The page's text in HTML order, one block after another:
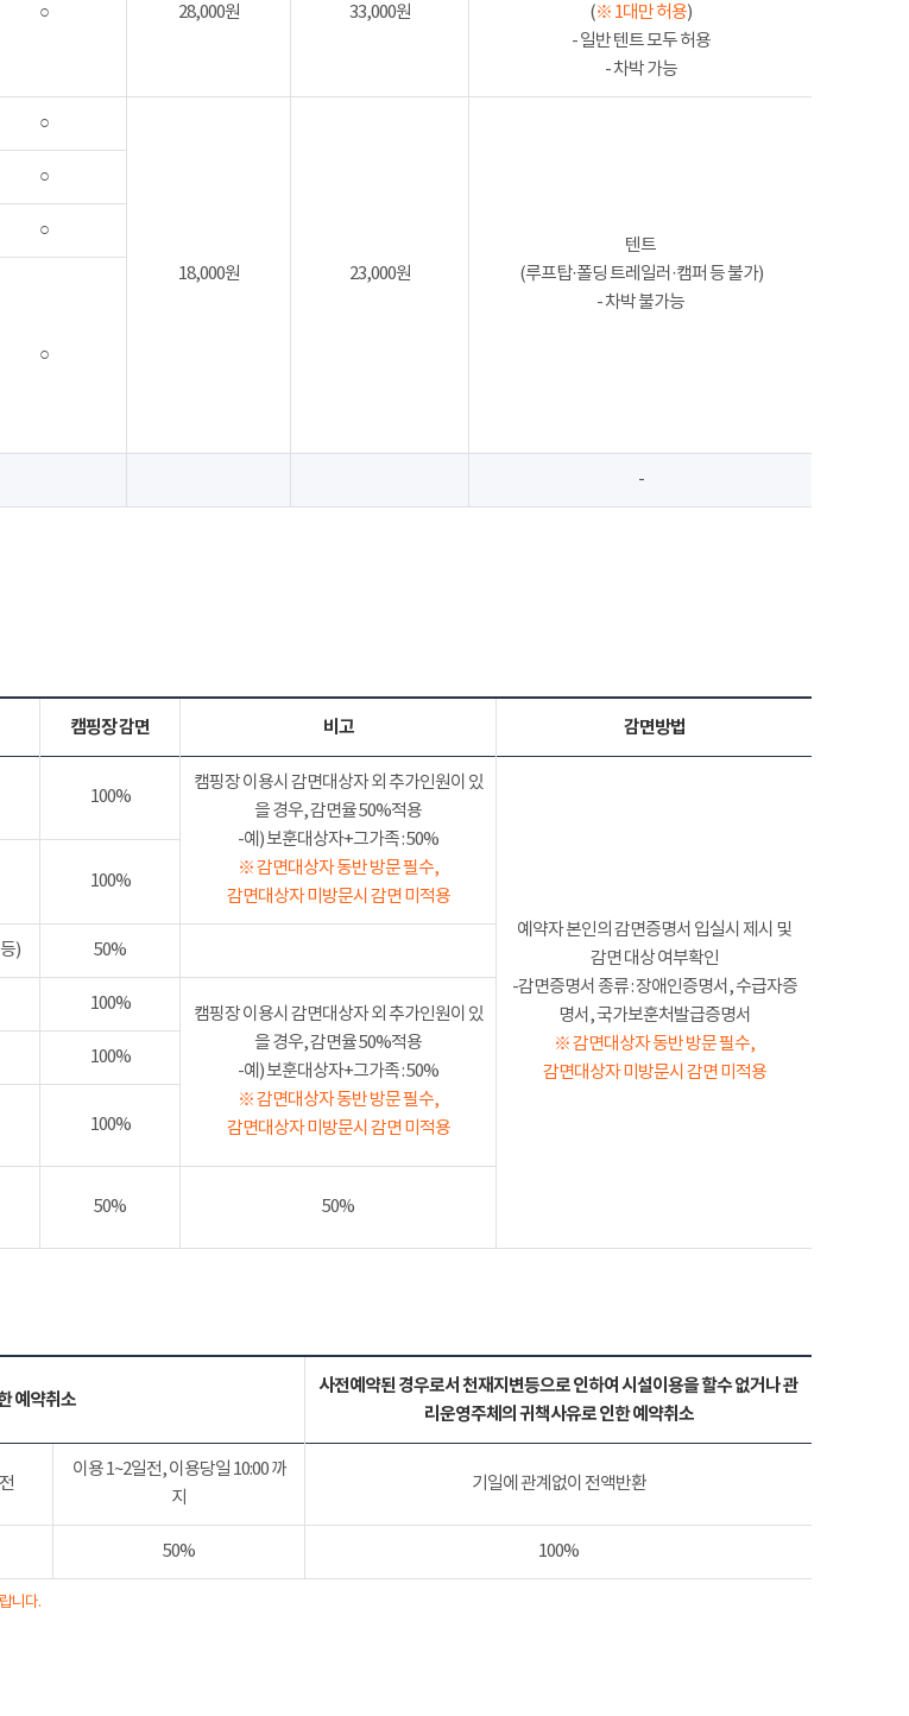
○ 28,000원 33,000원
(※ 1대만 허용)
- 일반 텐트 모두 허용
- 차박 가능
○
18,000원 23,000원
텐트
(루프탑·폴딩 트레일러·캠퍼 등 불가)
- 차박 불가능
○
○
○
-
캠핑장 감면 비고 감면방법
100%
캠핑장 이용시 감면대상자 외 추가인원이 있
을 경우, 감면율 50%적용
-예) 보훈대상자+그가족 : 50%
※ 감면대상자 동반 방문 필수,
감면대상자 미방문시 감면 미적용
예약자 본인의 감면증명서 입실시 제시 및
감면 대상 여부확인
-감면증명서 종류 : 장애인증명서, 수급자증
명서, 국가보훈처발급증명서
※ 감면대상자 동반 방문 필수,
감면대상자 미방문시 감면 미적용
100%
) 50%
100%
캠핑장 이용시 감면대상자 외 추가인원이 있
을 경우, 감면율 50%적용
-예) 보훈대상자+그가족 : 50%
※ 감면대상자 동반 방문 필수,
감면대상자 미방문시 감면 미적용
100%
100%
50% 50%
예약취소
사전예약된 경우로서 천재지변등으로 인하여 시설이용을 할수 없거나 관
리운영주체의 귀책사유로 인한 예약취소
이용 1~2일전, 이용당일 10:00 까
지
기일에 관계없이 전액반환
50% 100%
니다.